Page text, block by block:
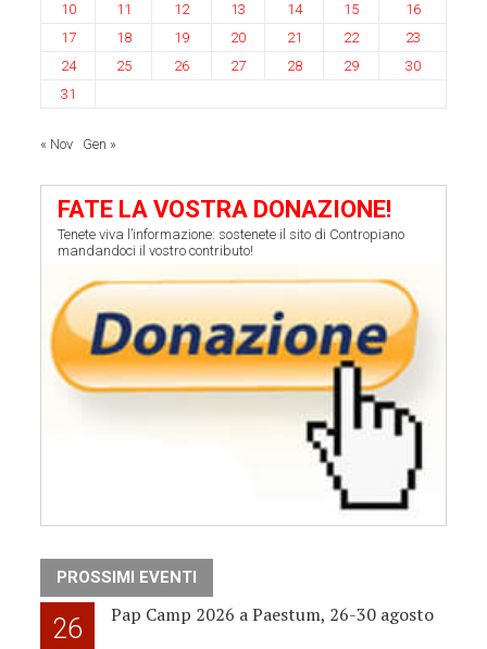
10
11 12 13 14 15
16
17
18 19 20 21 22
23
24
25 26 27 28 29
30
31
« Nov Gen »
FATE LA VOSTRA DONAZIONE!
Tenete viva l’informazione: sostenete il sito di Contropiano
mandandoci il vostro contributo!
PROSSIMI EVENTI
26 Pap Camp 2026 a Paestum, 26-30 agosto